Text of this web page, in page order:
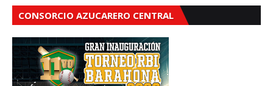
CONSORCIO AZUCARERO CENTRAL